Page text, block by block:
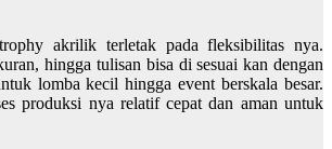
akrilik terletak pada fleksibilitas nya.
hingga tulisan bisa di sesuai kan dengan
lomba kecil hingga event berskala besar.
produksi nya relatif cepat dan aman untuk